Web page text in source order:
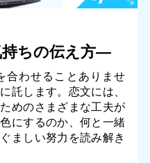
ちの伝え方―
合わせることありませ
託します。恋文には、
めのさまざまな工夫が
にするのか、何と一緒
ましい努力を読み解き